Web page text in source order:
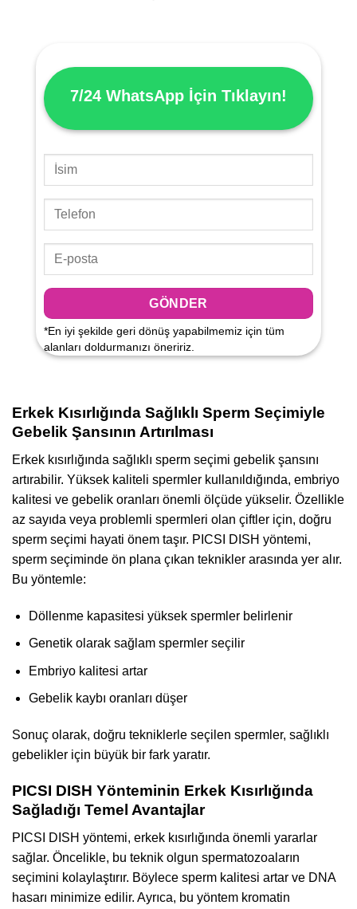
7/24 WhatsApp İçin Tıklayın!
*En iyi şekilde geri dönüş yapabilmemiz için tüm
alanları doldurmanızı öneririz.
Erkek Kısırlığında Sağlıklı Sperm Seçimiyle
Gebelik Şansının Artırılması
Erkek kısırlığında sağlıklı sperm seçimi gebelik şansını
artırabilir. Yüksek kaliteli spermler kullanıldığında, embriyo
kalitesi ve gebelik oranları önemli ölçüde yükselir. Özellikle
az sayıda veya problemli spermleri olan çiftler için, doğru
sperm seçimi hayati önem taşır. PICSI DISH yöntemi,
sperm seçiminde ön plana çıkan teknikler arasında yer alır.
Bu yöntemle:
Döllenme kapasitesi yüksek spermler belirlenir
Genetik olarak sağlam spermler seçilir
Embriyo kalitesi artar
Gebelik kaybı oranları düşer
Sonuç olarak, doğru tekniklerle seçilen spermler, sağlıklı
gebelikler için büyük bir fark yaratır.
PICSI DISH Yönteminin Erkek Kısırlığında
Sağladığı Temel Avantajlar
PICSI DISH yöntemi, erkek kısırlığında önemli yararlar
sağlar. Öncelikle, bu teknik olgun spermatozoaların
seçimini kolaylaştırır. Böylece sperm kalitesi artar ve DNA
hasarı minimize edilir. Ayrıca, bu yöntem kromatin